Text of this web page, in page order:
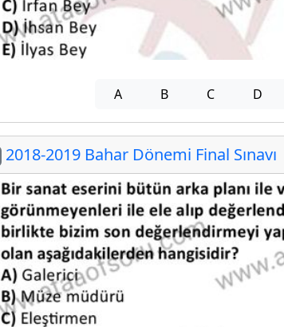
A B C D
2018-2019 Bahar Dönemi Final Sınavı